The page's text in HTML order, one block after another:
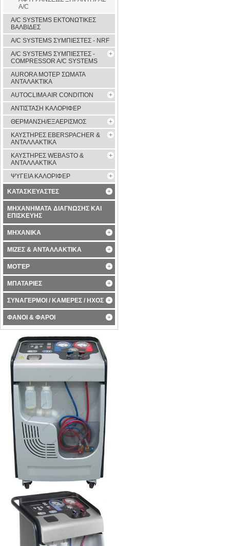
A/C
A/C SYSTEMS ΕΚΤΟΝΩΤΙΚΕΣ
ΒΑΛΒΙΔΕΣ
A/C SYSTEMS ΣΥΜΠΙΕΣΤΕΣ - NRF
A/C SYSTEMS ΣΥΜΠΙΕΣΤΕΣ -
COMPRESSOR A/C SYSTEMS
AURORA ΜΟΤΕΡ ΣΩΜΑΤΑ
ΑΝΤΑΛΑΚΤΙΚΑ
AUTOCLIMA AIR CONDITION
ΑΝΤΙΣΤΑΣΗ ΚΑΛΟΡΙΦΕΡ
ΘΕΡΜΑΝΣΗ/ΕΞΑΕΡΙΣΜΟΣ
ΚΑΥΣΤΗΡΕΣ EBERSPACHER &
ΑΝΤΑΛΛΑΚΤΙΚΑ
ΚΑΥΣΤΗΡΕΣ WEBASTO &
ΑΝΤΑΛΛΑΚΤΙΚΑ
ΨΥΓΕΙΑ ΚΑΛΟΡΙΦΕΡ
ΚΑΤΑΣΚΕΥΑΣΤΕΣ
ΜΗΧΑΝΗΜΑΤΑ ΔΙΑΓΝΩΣΗΣ ΚΑΙ
ΕΠΙΣΚΕΥΗΣ
ΜΗΧΑΝΙΚΑ
ΜΙΖΕΣ & ΑΝΤΑΛΛΑΚΤΙΚΑ
ΜΟΤΈΡ
ΜΠΑΤΑΡΙΕΣ
ΣΥΝΑΓΕΡΜΟΙ / ΚΑΜΕΡΕΣ / ΗΧΟΣ
ΦΑΝΟΙ & ΦΑΡΟΙ